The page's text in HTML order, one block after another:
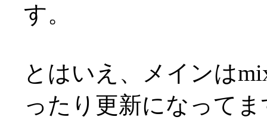
す。
とはいえ、メインは
ったり更新になって